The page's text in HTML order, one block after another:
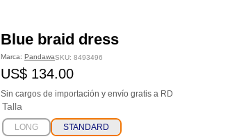
Blue braid dress
Marca: PandawaSKU: 8493496
US$ 134.00
Sin cargos de importación y envío gratis a RD
Talla
LONG STANDARD